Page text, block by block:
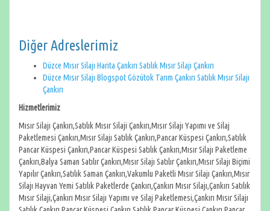
Diğer Adreslerimiz
Düzce Mısır Silajı Harita Çankırı Satılık Mısır Silajı Çankırı
Düzce Mısır Silajı Blogspot Gözütok Tarım Çankırı Satılık Mısır Silajı
Çankırı
Hizmetlerimiz
Mısır Silajı Çankırı,Satılık Mısır Silaji Çankırı,Mısır Silajı Yapımı ve Silaj
Paketlemesi Çankırı,Mısır Silajı Satılık Çankırı,Pancar Küspesi Çankırı,Satılık
Pancar Küspesi Çankırı,Pancar Küspesi Satılık Çankırı,Mısır Silajı Paketleme
Çankırı,Balya Saman Satılır Çankırı,Mısır Silajı Satılır Çankırı,Mısır Silajı Biçimi
Yapılır Çankırı,Satılık Saman Çankırı,Vakumlu Paketli Mısır Silajı Çankırı,Mısır
Silajı Hayvan Yemi Satılık Paketlerde Çankırı,Çankırı Mısır Silajı,Çankırı Satılık
Mısır Silaji,Çankırı Mısır Silajı Yapımı ve Silaj Paketlemesi,Çankırı Mısır Silajı